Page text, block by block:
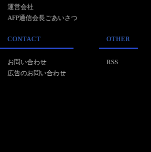
運営会社
AFP通信会長ごあいさつ
CONTACT
お問い合わせ
広告のお問い合わせ
OTHER
RSS